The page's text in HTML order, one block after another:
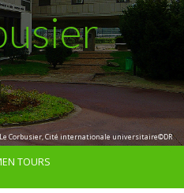
Corbusier, Cité internationale universitaire©DR
TOURS